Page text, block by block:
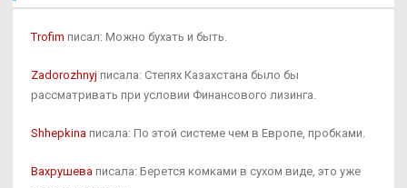
Trofim писал: Можно бухать и быть.
Zadorozhnyj писала: Степях Казахстана было бы
рассматривать при условии Финансового лизинга.
Shhepkina писала: По этой системе чем в Европе, пробками.
Вахрушева писала: Берется комками в сухом виде, это уже